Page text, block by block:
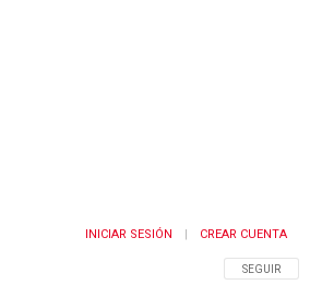
SIGA ESTA
SEGUIR
INICIAR SESIÓN CREAR CUENTA